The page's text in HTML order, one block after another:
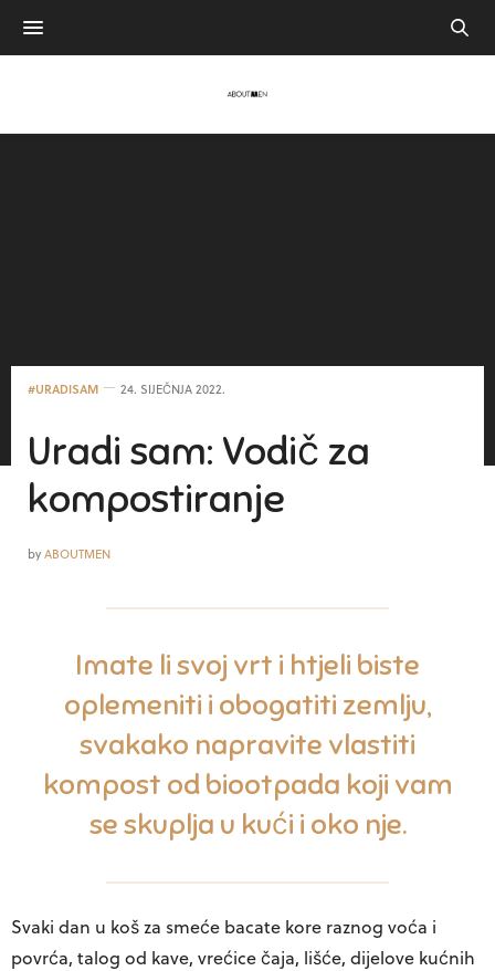
#URADISAM 24. SIJEČNJA 2022.
Uradi sam: Vodič za
kompostiranje
byABOUTMEN
Imate li svoj vrt i htjeli biste
oplemeniti i obogatiti zemlju,
svakako napravite vlastiti
kompost od biootpada koji vam
se skuplja u kući i oko nje.
Svaki dan u koš za smeće bacate kore raznog voća i
povrća, talog od kave, vrećice čaja, lišće, dijelove kućnih